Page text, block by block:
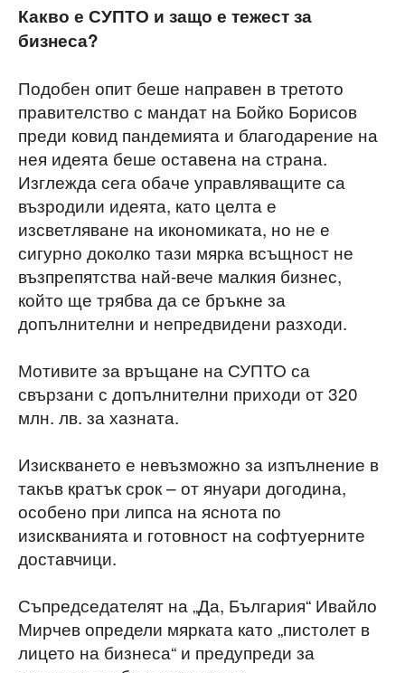
Какво е СУПТО и защо е тежест за
бизнеса?
Подобен опит беше направен в третото
правителство с мандат на Бойко Борисов
преди ковид пандемията и благодарение на
нея идеята беше оставена на страна.
Изглежда сега обаче управляващите са
възродили идеята, като целта е
изсветляване на икономиката, но не е
сигурно доколко тази мярка всъщност не
възпрепятства най-вече малкия бизнес,
който ще трябва да се бръкне за
допълнителни и непредвидени разходи.
Мотивите за връщане на СУПТО са
свързани с допълнителни приходи от 320
млн. лв. за хазната.
Изискването е невъзможно за изпълнение в
такъв кратък срок – от януари догодина,
особено при липса на яснота по
изискванията и готовност на софтуерните
доставчици.
Съпредседателят на „Да, България“ Ивайло
Мирчев определи мярката като „пистолет в
лицето на бизнеса“ и предупреди за